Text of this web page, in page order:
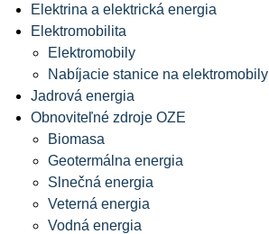
Elektrina a elektrická energia
Elektromobilita
Elektromobily
Nabíjacie stanice na elektromobily
Jadrová energia
Obnoviteľné zdroje OZE
Biomasa
Geotermálna energia
Slnečná energia
Veterná energia
Vodná energia